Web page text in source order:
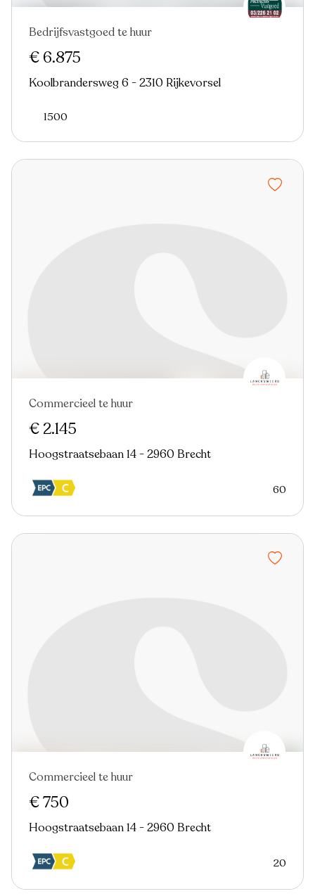
Bedrijfsvastgoed te huur
€ 6.875
Koolbrandersweg 6 - 2310 Rijkevorsel
1500
Commercieel te huur
€ 2.145
Hoogstraatsebaan 14 - 2960 Brecht
60
Commercieel te huur
€ 750
Hoogstraatsebaan 14 - 2960 Brecht
20